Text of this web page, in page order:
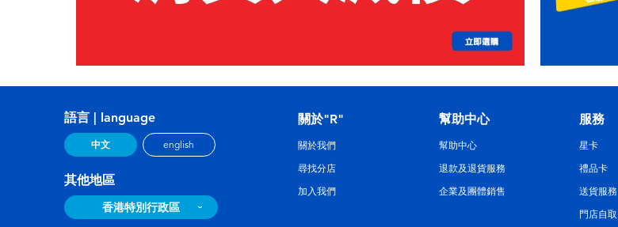
語言 | language
中文 english
其他地區
香港特別行政區
關於"R"
關於我們
尋找分店
加入我們
幫助中心
幫助中心
退款及退貨服務
企業及團體銷售
服務
星卡
禮品卡
送貨服務
門店自取